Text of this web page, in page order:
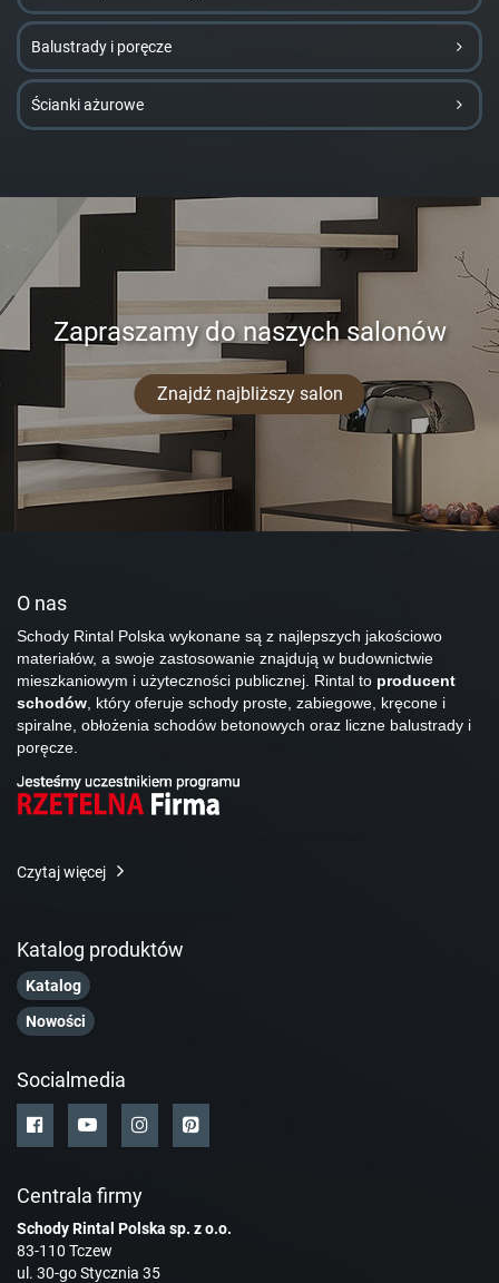
Balustrady i poręcze
Ścianki ażurowe
Zapraszamy do naszych salonów
Znajdź najbliższy salon
O nas
Schody Rintal Polska wykonane są z najlepszych jakościowo
materiałów, a swoje zastosowanie znajdują w budownictwie
mieszkaniowym i użyteczności publicznej. Rintal to producent
schodów, który oferuje schody proste, zabiegowe, kręcone i
spiralne, obłożenia schodów betonowych oraz liczne balustrady i
poręcze.
Czytaj więcej
Katalog produktów
Katalog
Nowości
Socialmedia
Centrala firmy
Schody Rintal Polska sp. z o.o.
83-110 Tczew
ul. 30-go Stycznia 35